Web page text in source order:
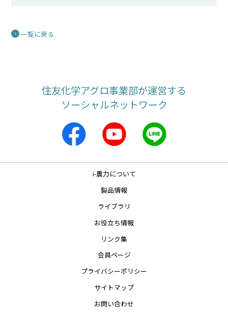
一覧に戻る
住友化学アグロ事業部が運営する
ソーシャルネットワーク
i-農力について
製品情報
ライブラリ
お役立ち情報
リンク集
会員ページ
プライバシーポリシー
サイトマップ
お問い合わせ